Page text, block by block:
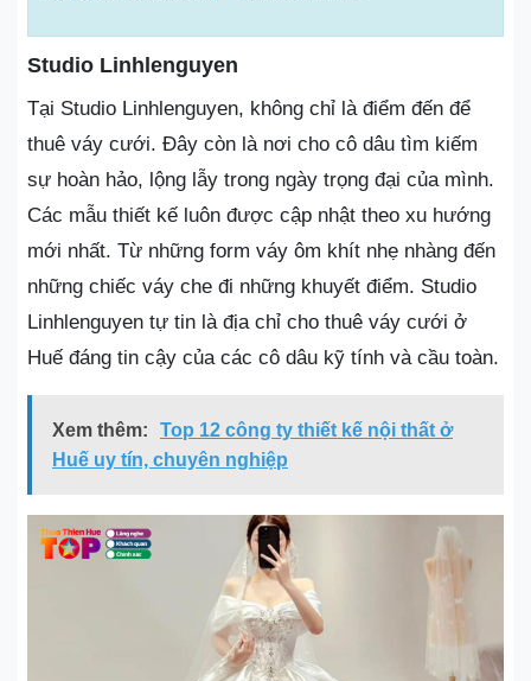
Studio Linhlenguyen
Tại Studio Linhlenguyen, không chỉ là điểm đến để
thuê váy cưới. Đây còn là nơi cho cô dâu tìm kiếm
sự hoàn hảo, lộng lẫy trong ngày trọng đại của mình.
Các mẫu thiết kế luôn được cập nhật theo xu hướng
mới nhất. Từ những form váy ôm khít nhẹ nhàng đến
những chiếc váy che đi những khuyết điểm. Studio
Linhlenguyen tự tin là địa chỉ cho thuê váy cưới ở
Huế đáng tin cậy của các cô dâu kỹ tính và cầu toàn.
Xem thêm:
Top 12 công ty thiết kế nội thất ở
Huế uy tín, chuyên nghiệp